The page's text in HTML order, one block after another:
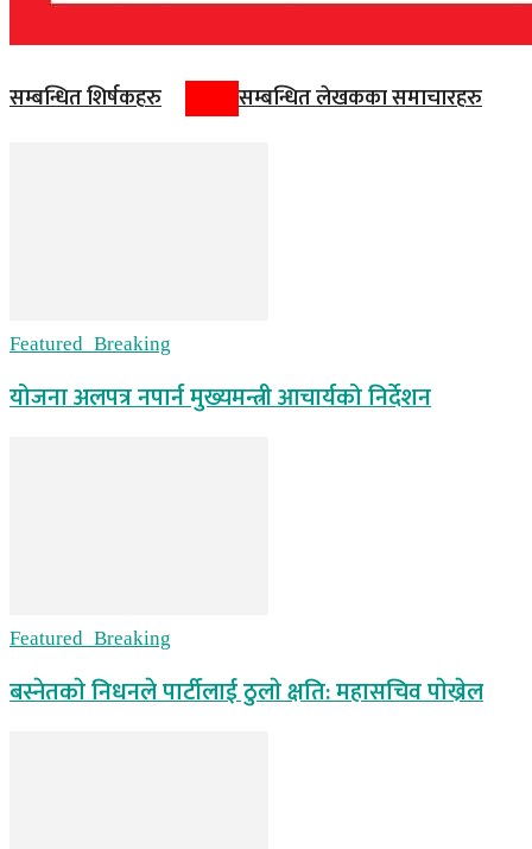
सम्बन्धित शिर्षकहरु सम्बन्धित लेखकका समाचारहरु
Featured_Breaking
योजना अलपत्र नपार्न मुख्यमन्त्री आचार्यको निर्देशन
Featured_Breaking
बस्नेतकाे निधनले पार्टीलाई ठुलाे क्षति: महासचिव पाेख्रेल